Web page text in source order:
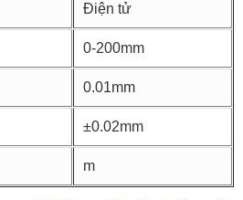
Điện tử
0-200mm
0.01mm
±0.02mm
m